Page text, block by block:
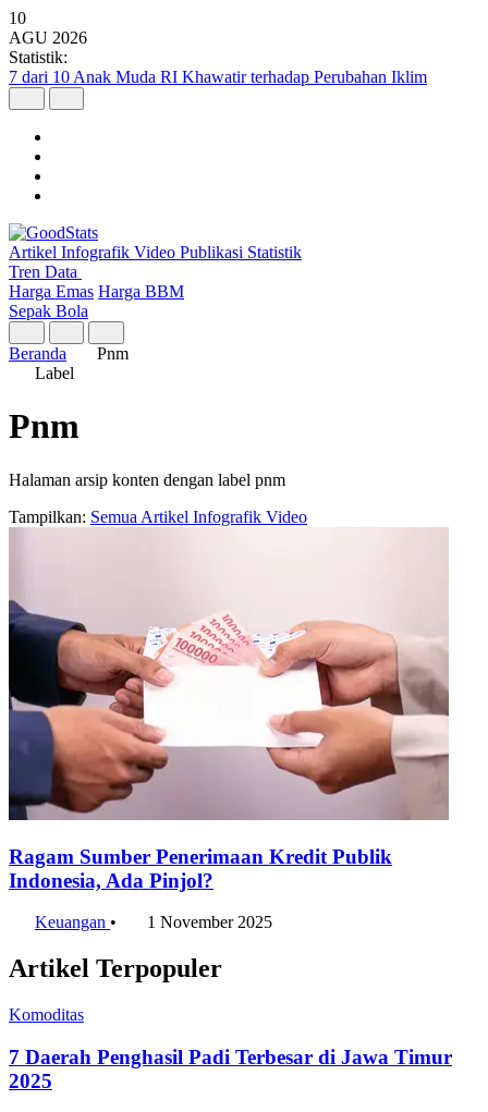
10
AGU 2026
Statistik:
7 dari 10 Anak Muda RI Khawatir terhadap Perubahan Iklim
Artikel Infografik Video Publikasi Statistik
Tren Data
Harga Emas Harga BBM
Sepak Bola
Beranda
Pnm
Label
Pnm
Halaman arsip konten dengan label pnm
Tampilkan: Semua Artikel Infografik Video
Ragam Sumber Penerimaan Kredit Publik
Indonesia, Ada Pinjol?
Keuangan • 1 November 2025
Artikel Terpopuler
Komoditas
7 Daerah Penghasil Padi Terbesar di Jawa Timur
2025